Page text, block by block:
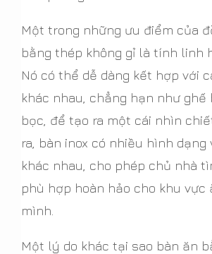
Một trong những ưu điểm của
bằng thép không gỉ là tính linh
Nó có thể dễ dàng kết hợp với
khác nhau, chẳng hạn như ghế
bọc, để tạo ra một cái nhìn
ra, bàn inox có nhiều hình dạng
khác nhau, cho phép chủ nhà
phù hợp hoàn hảo cho khu vực
mình.
Một lý do khác tại sao bàn ăn